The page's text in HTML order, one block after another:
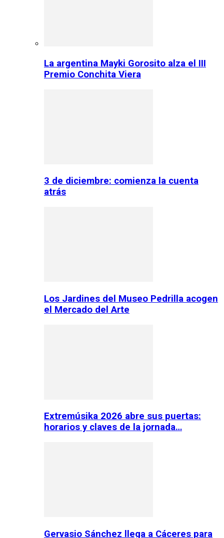
La argentina Mayki Gorosito alza el III
Premio Conchita Viera
3 de diciembre: comienza la cuenta
atrás
Los Jardines del Museo Pedrilla acogen
el Mercado del Arte
Extremúsika 2026 abre sus puertas:
horarios y claves de la jornada…
Gervasio Sánchez llega a Cáceres para